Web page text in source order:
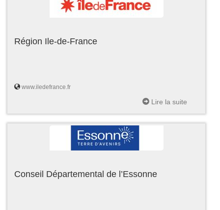
Région Ile-de-France
www.iledefrance.fr
Lire la suite
Conseil Départemental de l’Essonne